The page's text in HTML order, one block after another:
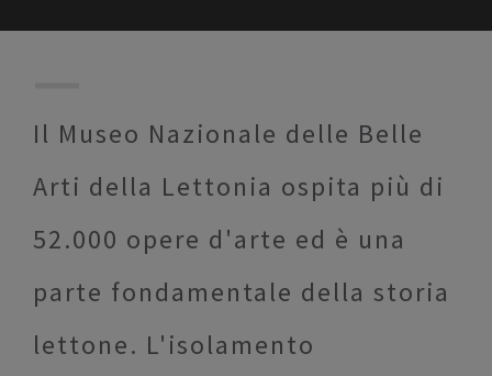
Il Museo Nazionale delle Belle
Arti della Lettonia ospita più di
52.000 opere d'arte ed è una
parte fondamentale della storia
lettone. L'isolamento